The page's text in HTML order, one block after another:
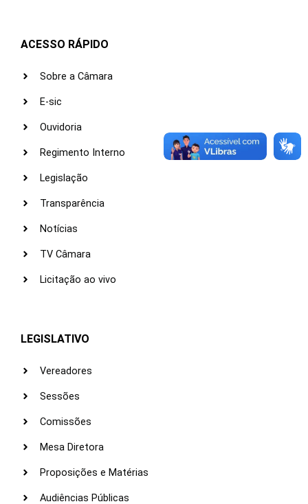
ACESSO RÁPIDO
Sobre a Câmara
E-sic
Ouvidoria
Regimento Interno
Legislação
Transparência
Notícias
TV Câmara
Licitação ao vivo
LEGISLATIVO
Vereadores
Sessões
Comissões
Mesa Diretora
Proposições e Matérias
Audiências Públicas